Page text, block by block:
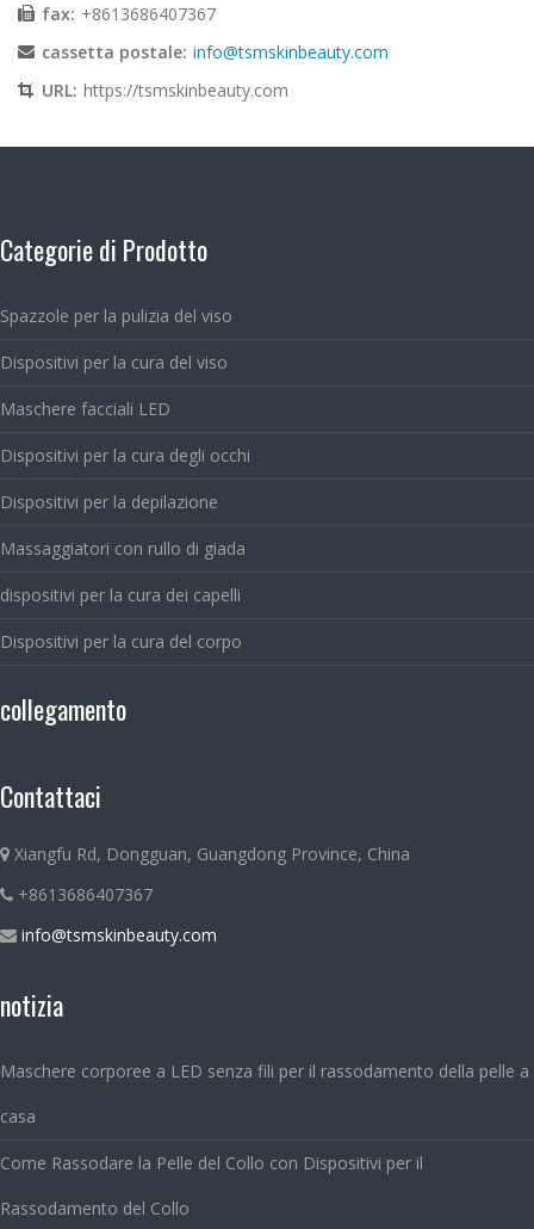
fax: +8613686407367
cassetta postale: info@tsmskinbeauty.com
URL: https://tsmskinbeauty.com
Categorie di Prodotto
Spazzole per la pulizia del viso
Dispositivi per la cura del viso
Maschere facciali LED
Dispositivi per la cura degli occhi
Dispositivi per la depilazione
Massaggiatori con rullo di giada
dispositivi per la cura dei capelli
Dispositivi per la cura del corpo
collegamento
Contattaci
Xiangfu Rd, Dongguan, Guangdong Province, China
+8613686407367
info@tsmskinbeauty.com
notizia
Maschere corporee a LED senza fili per il rassodamento della pelle a
casa
Come Rassodare la Pelle del Collo con Dispositivi per il
Rassodamento del Collo